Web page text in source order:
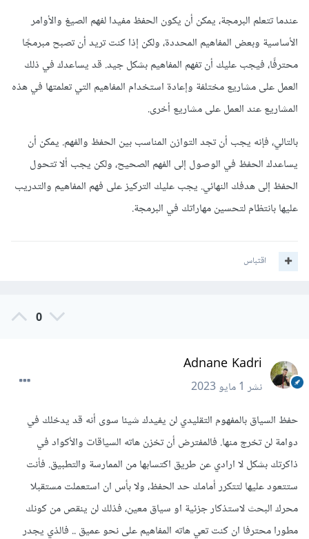
عندما تتعلم البرمجة، يمكن أن يكون الحفظ مفيدا لفهم الصيغ والأوامر
الأساسية وبعض المفاهيم المحددة، ولكن إذا كنت تريد أن تصبح مبرمجًا
محترفًا، فيجب عليك أن تفهم المفاهيم بشكل جيد. قد يساعدك في ذلك
العمل على مشاريع مختلفة وإعادة استخدام المفاهيم التي تعلمتها في هذه
المشاريع عند العمل على مشاريع أخرى.
بالتالي، فإنه يجب أن تجد التوازن المناسب بين الحفظ والفهم. يمكن أن
يساعدك الحفظ في الوصول إلى الفهم الصحيح، ولكن يجب ألا تتحول
الحفظ إلى هدفك النهائي. يجب عليك التركيز على فهم المفاهيم والتدريب
عليها بانتظام لتحسين مهاراتك في البرمجة.
اقتباس
0
Adnane Kadri
نشر1 مايو 2023
حفظ السياق بالمفهوم التقليدي لن يفيدك شيئا سوى أنه قد يدخلك في
دوامة لن تخرج منها. فالمفترض أن تخزن هاته السياقات والأكواد في
ذاكرتك بشكل لا ارادي عن طريق اكتسابها من الممارسة والتطبيق. فأنت
ستتعود عليها لتتكرر أمامك حد الحفظ، ولا بأس ان استعملت مستقبلا
محرك البحث لاستذكار جزئية او سياق معين، فذلك لن ينقص من كونك
مطورا محترفا ان كنت تعي هاته المفاهيم على نحو عميق .. فالذي يجدر